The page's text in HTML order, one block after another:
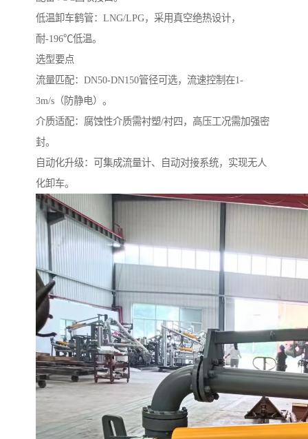
低温卸车鹤管：LNG/LPG，采用真空绝热设计，
耐-196℃低温。
选型要点
流量匹配：DN50-DN150管径可选，流速控制在1-
3m/s（防静电）。
介质适配：腐蚀性介质需衬塑/衬四，高压工况需加强密
封。
自动化升级：可集成流量计、自动对接系统，实现无人
化卸车。